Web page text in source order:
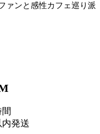
ァンと感性カフェ巡り派
内発送